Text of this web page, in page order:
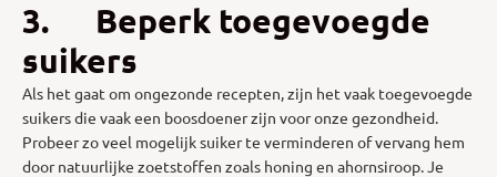
3. Beperk toegevoegde
suikers
Als het gaat om ongezonde recepten, zijn het vaak toegevoegde
suikers die vaak een boosdoener zijn voor onze gezondheid.
Probeer zo veel mogelijk suiker te verminderen of vervang hem
door natuurlijke zoetstoffen zoals honing en ahornsiroop. Je